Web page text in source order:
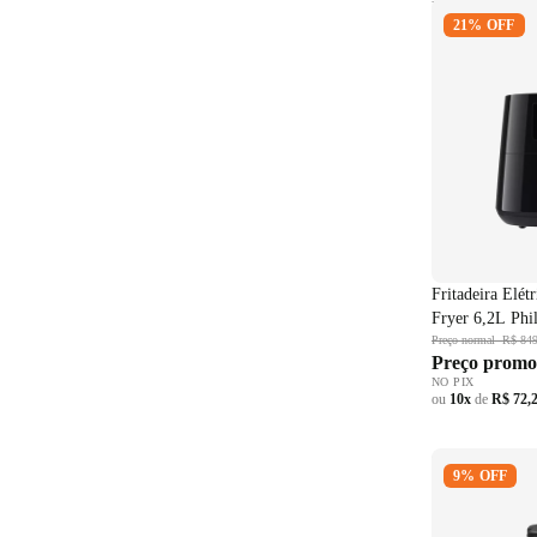
Fritadeira
Fryer 6,2L
21% OFF
Fritadeira
Fryer 6,2L
Preto 220V
Preço normalR$
Preço
NO PIX
ou 10x de R$
Térmica 1L
9% OFF